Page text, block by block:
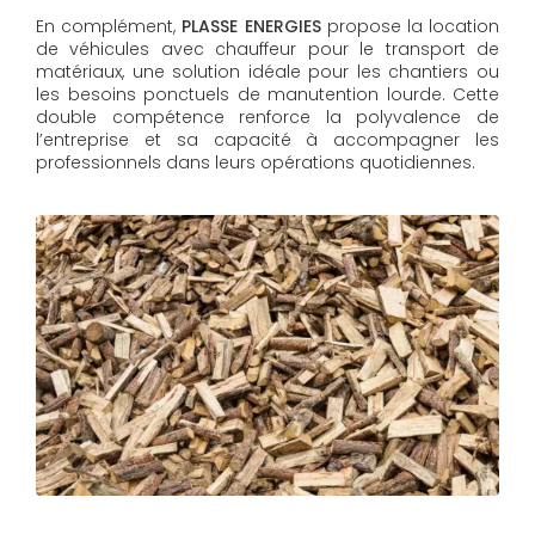
En complément, PLASSE ENERGIESpropose la location
de véhicules avec chauffeur pour le transport de
matériaux, une solution idéale pour les chantiers ou
les besoins ponctuels de manutention lourde. Cette
double compétence renforce la polyvalence de
l’entreprise et sa capacité à accompagner les
professionnels dans leurs opérations quotidiennes.